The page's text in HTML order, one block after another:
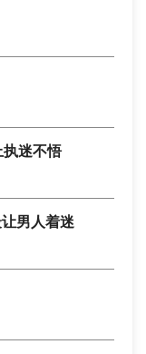
迷不悟
男人着迷